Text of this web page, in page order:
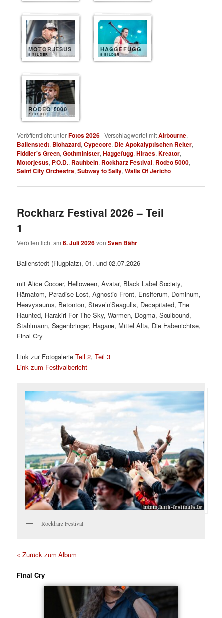
MOTORJESUS
8 BILDER
HAGGEFUGG
8 BILDER
RODEO 5000
7 BILDER
Veröffentlicht unterFotos 2026 |Verschlagwortet mitAirbourne,
Ballenstedt, Biohazard,Cypecore, Die Apokalyptischen Reiter,
Fiddler's Green,Gothminister,Haggefugg,Hiraes,Kreator,
Motorjesus, P.O.D., Rauhbein, Rockharz Festival, Rodeo 5000,
Saint City Orchestra,Subway to Sally,Walls Of Jericho
Rockharz Festival 2026 – Teil
1
Veröffentlicht am6. Juli 2026vonSven Bähr
Ballenstedt (Flugplatz), 01. und 02.07.2026
mit Alice Cooper, Helloween, Avatar, Black Label Society,
Hämatom, Paradise Lost, Agnostic Front, Ensiferum, Dominum,
Heavysaurus, Betonton, Steve’n’Seagulls, Decapitated, The
Haunted, Harakiri For The Sky, Warmen, Dogma, Soulbound,
Stahlmann, Sagenbringer, Hagane, Mittel Alta, Die Habenichtse,
Final Cry
Link zur FotogalerieTeil 2,Teil 3
Link zum Festivalbericht
Rockharz Festival
« Zurück zum Album
Final Cry